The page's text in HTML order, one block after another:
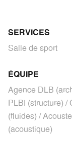
SERVICES
Salle de sport
ÉQUIPE
Agence DLB
PLBI (structure) /
(fluides) /
(acoustique)